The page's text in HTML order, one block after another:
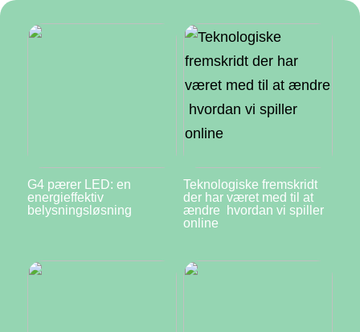
G4 pærer LED: en
energieffektiv
belysningsløsning
Teknologiske fremskridt
der har været med til at
ændre hvordan vi spiller
online